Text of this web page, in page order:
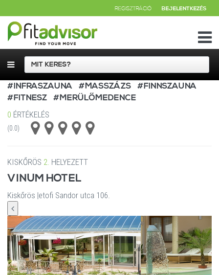
REGISZTRÁCIÓ BEJELENTKEZÉS
#INFRASZAUNA #MASSZÁZS #FINNSZAUNA
#FITNESZ #MERÜLŐMEDENCE
0 ÉRTÉKELÉS
(0.0)
KISKŐRÖS 2. HELYEZETT
VINUM HOTEL
Kiskőrös |etofi Sandor utca 106.